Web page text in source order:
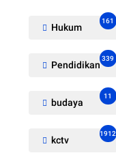
Hukum
161
Pendidikan
339
budaya
11
kctv
1912